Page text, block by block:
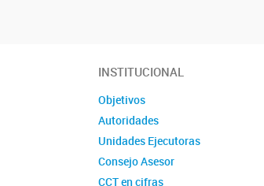
INSTITUCIONAL
Objetivos
Autoridades
Unidades Ejecutoras
Consejo Asesor
CCT en cifras